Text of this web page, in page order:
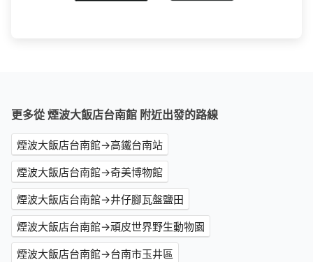
更多從 煙波大飯店台南館 附近出發的路線
煙波大飯店台南館→高鐵台南站
煙波大飯店台南館→奇美博物館
煙波大飯店台南館→井仔腳瓦盤鹽田
煙波大飯店台南館→頑皮世界野生動物園
煙波大飯店台南館→台南市玉井區